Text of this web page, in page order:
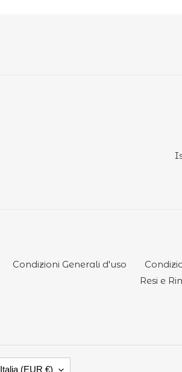
Condizioni Generali d'uso
Resi e
Italia (EUR €)